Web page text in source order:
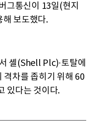
그통신이 13일(현지
해 보도했다.
셸(Shell Plc)·토탈에
차를 좁히기 위해 60
있다는 것이다.